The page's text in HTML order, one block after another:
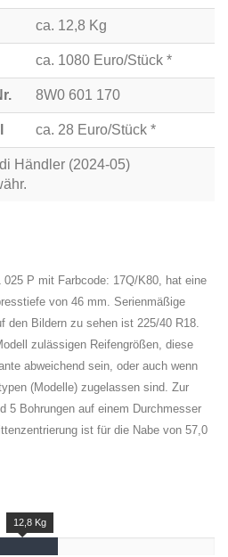
ca. 12,8 Kg
ca. 1080 Euro/Stück *
8W0 601 170
ca. 28 Euro/Stück *
Händler (2024-05)
025 P mit Farbcode: 17Q/K80, hat eine
von 46 mm. Serienmäßige
den Bildern zu sehen ist 225/40 R18.
zulässigen Reifengrößen, diese
abweichend sein, oder auch wenn
(Modelle) zugelassen sind. Zur
5 Bohrungen auf einem Durchmesser
ist für die Nabe von 57,0
12,8 Kg